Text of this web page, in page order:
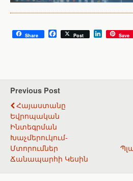
Share F
a
o
k
Post L
I
Save
Previous Post
Հայաստանը
Եվրոպական
Ինտեգրման
Խաչմերուկում-
Մտորումներ
Ճանապարհի Կեսին